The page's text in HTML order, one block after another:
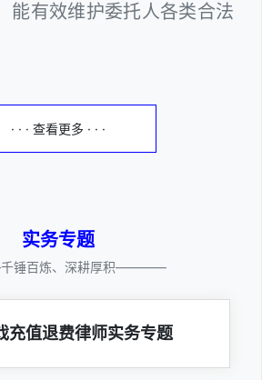
能有效维护委托人各类合法
· · · 查看更多 · · ·
实务专题
百炼、深耕厚积————
充值退费律师实务专题